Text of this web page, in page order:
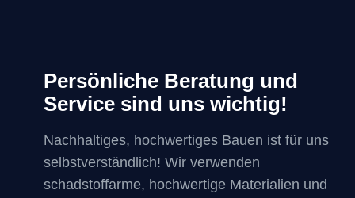
Persönliche Beratung und
Service sind uns wichtig!
Nachhaltiges, hochwertiges Bauen ist für uns
selbstverständlich! Wir verwenden
schadstoffarme, hochwertige Materialien und